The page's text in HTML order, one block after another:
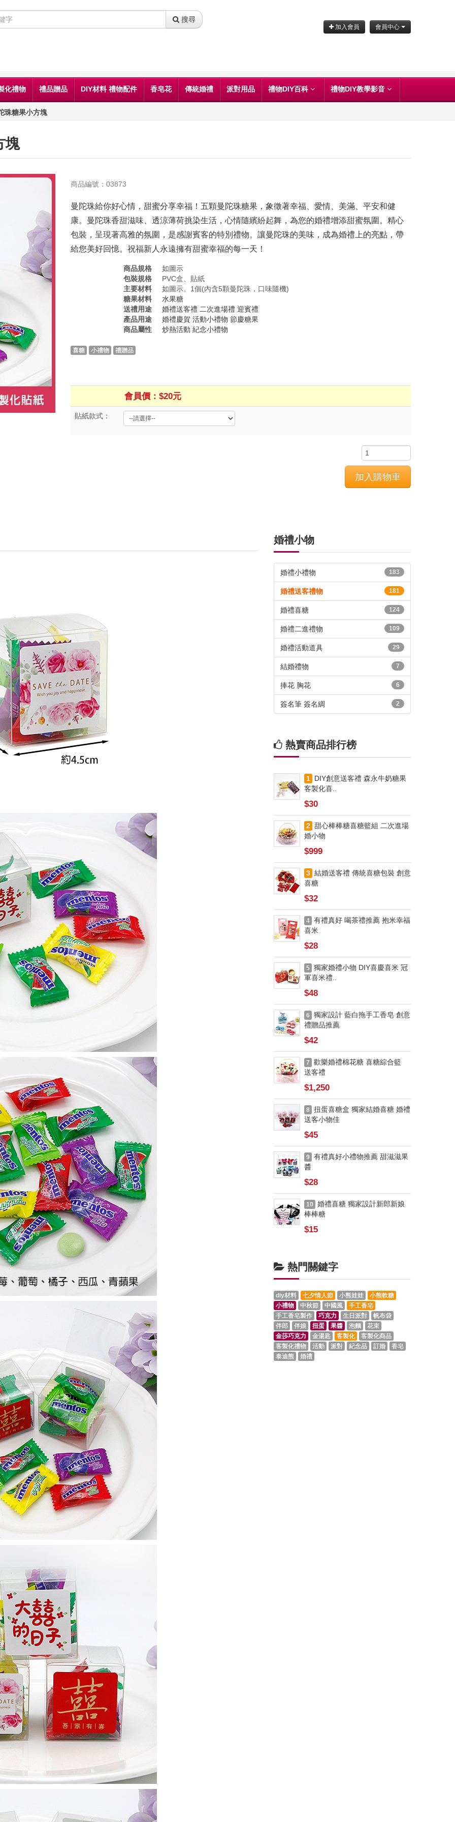
搜尋
加入會員 會員中心
化禮物 禮品贈品 DIY材料 禮物配件 香皂花 傳統婚禮 派對用品 禮物DIY百科 禮物DIY教學影音
珠糖果小方塊
塊
商品編號：03873
曼陀珠給你好心情，甜蜜分享幸福！五顆曼陀珠糖果，象徵著幸福、愛情、美滿、平安和健
康。曼陀珠香甜滋味、透涼薄荷挑染生活，心情隨繽紛起舞，為您的婚禮增添甜蜜氛圍。精心
包裝，呈現著高雅的氛圍，是感謝賓客的特別禮物。讓曼陀珠的美味，成為婚禮上的亮點，帶
給您美好回憶。祝福新人永遠擁有甜蜜幸福的每一天！
商品規格
如圖示
包裝規格
PVC盒、貼紙
主要材料
如圖示。1個(內含5顆曼陀珠，口味隨機)
糖果材料
水果糖
送禮用途
婚禮送客禮 二次進場禮 迎賓禮
產品用途
婚禮慶賀 活動小禮物 節慶糖果
商品屬性
炒熱活動 紀念小禮物
喜糖 小禮物 禮贈品
會員價：$20元
貼紙款式：
婚禮小物
婚禮小禮物 183
婚禮送客禮物 181
婚禮喜糖 124
婚禮二進禮物 109
婚禮活動道具 29
結婚禮物 7
捧花 胸花 6
簽名筆 簽名綢 2
熱賣商品排行榜
1 DIY創意送客禮 森永牛奶糖果
客製化喜..
$30
2 甜心棒棒糖喜糖籃組 二次進場
婚小物
$999
3 結婚送客禮 傳統喜糖包裝 創意
喜糖
$32
4 有禮真好 喝茶禮推薦 抱米幸福
喜米
$28
5 獨家婚禮小物 DIY喜慶喜米 冠
軍喜米禮..
$48
6
獨家設計 藍白拖手工香皂 創意
禮贈品推薦
$42
7
歡樂婚禮棉花糖 喜糖綜合籃
送客禮
$1,250
8 扭蛋喜糖盒 獨家結婚喜糖 婚禮
送客小物佳
$45
9
有禮真好小禮物推薦 甜滋滋果
醬
$28
10
婚禮喜糖 獨家設計新郎新娘
棒棒糖
$15
熱門關鍵字
diy材料 七夕情人節 小熊娃娃
小熊軟糖
小禮物
中秋節 中國風
手工香皂
手工香皂製作
巧克力 生日派對
帆布袋
伴郎
伴娘 扭蛋 果醬 泡麵
花束
金莎巧克力
金湯匙 客製化
客製化商品
客製化禮物
活動 派對 紀念品 訂婚
香皂
泰迪熊
婚禮